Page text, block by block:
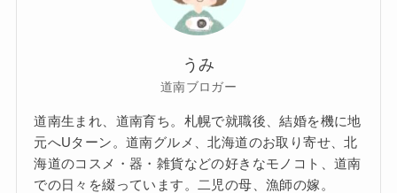
うみ
道南ブロガー
道南生まれ、道南育ち。札幌で就職後、結婚を機に地
元へUターン。道南グルメ、北海道のお取り寄せ、北
海道のコスメ・器・雑貨などの好きなモノコト、道南
での日々を綴っています。二児の母、漁師の嫁。